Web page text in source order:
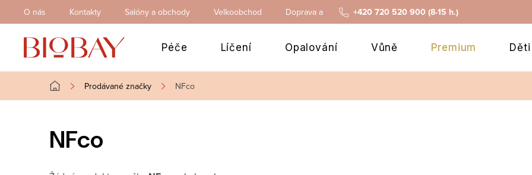
na
obsah
+420 720 520 900 (8-15 h.)
O nás Kontakty Salóny a obchody Velkoobchod Doprava a platba
Péče Líčení Opalování Vůně Premium Děti
Domů
Prodávané značky NFco
NFco